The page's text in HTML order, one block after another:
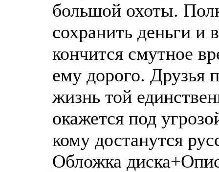
большой охоты.
сохранить деньги и
кончится смутное
ему дорого. Друзья
жизнь той
окажется под
кому достанутся
Обложка